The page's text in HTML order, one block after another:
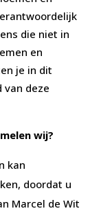
die niet in
en
je in dit
van deze
wij?
kan
doordat u
Marcel de Wit